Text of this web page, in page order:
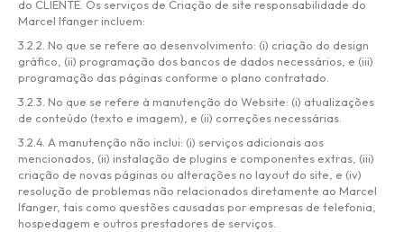
do CLIENTE. Os serviços de Criação de site responsabilidade do
Marcel Ifanger incluem:
3.2.2. No que se refere ao desenvolvimento: (i) criação do design
gráfico, (ii) programação dos bancos de dados necessários, e (iii)
programação das páginas conforme o plano contratado.
3.2.3. No que se refere à manutenção do Website: (i) atualizações
de conteúdo (texto e imagem), e (ii) correções necessárias.
3.2.4. A manutenção não inclui: (i) serviços adicionais aos
mencionados, (ii) instalação de plugins e componentes extras, (iii)
criação de novas páginas ou alterações no layout do site, e (iv)
resolução de problemas não relacionados diretamente ao Marcel
Ifanger, tais como questões causadas por empresas de telefonia,
hospedagem e outros prestadores de serviços.